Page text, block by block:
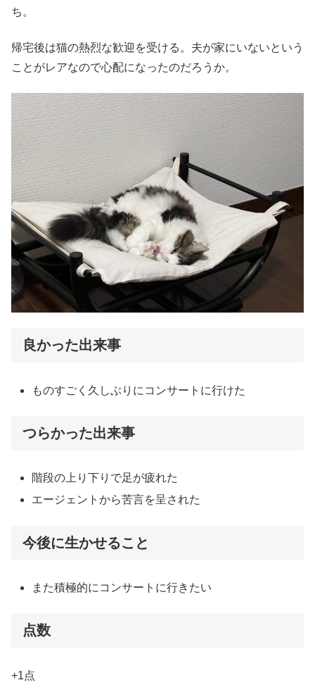
ち。
帰宅後は猫の熱烈な歓迎を受ける。夫が家にいないという
ことがレアなので心配になったのだろうか。
良かった出来事
ものすごく久しぶりにコンサートに行けた
つらかった出来事
階段の上り下りで足が疲れた
エージェントから苦言を呈された
今後に生かせること
また積極的にコンサートに行きたい
点数
+1点